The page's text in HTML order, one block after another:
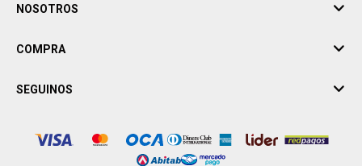
NOSOTROS
COMPRA
SEGUINOS